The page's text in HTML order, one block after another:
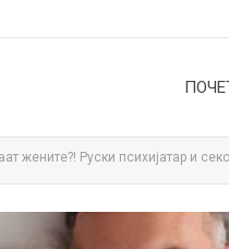
жените?! Руски психијатар и